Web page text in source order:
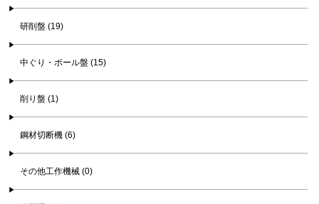
研削盤 (19)
中ぐり・ボール盤 (15)
削り盤 (1)
鋼材切断機 (6)
その他工作機械 (0)